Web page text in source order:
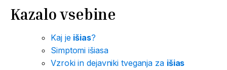
Kazalo vsebine
Kaj je išias?
Simptomi išiasa
Vzroki in dejavniki tveganja za išias